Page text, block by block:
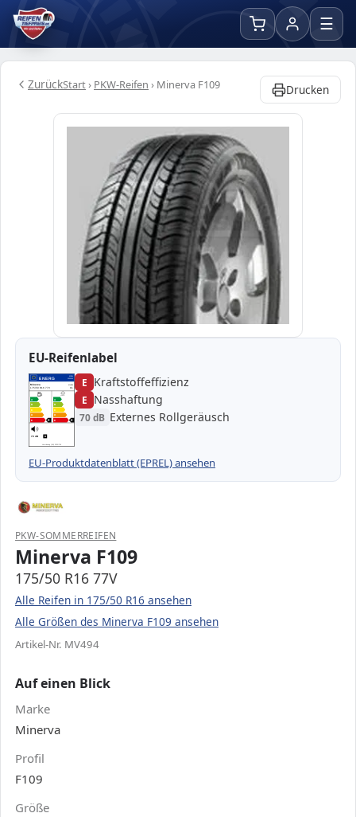
☰
ZurückStart› PKW-Reifen › Minerva F109 Drucken
EU-Reifenlabel
ENERG 1000000
Minerva MV494
175/50 R16 77V C1
A
C
E
E
A
C
E
E
70 dB B
Verordnung (EU) 2020/740
E Kraftstoffeffizienz
E Nasshaftung
70 dB Externes Rollgeräusch
EU-Produktdatenblatt (EPREL) ansehen
PKW-SOMMERREIFEN
Minerva F109
175/50 R16 77V
Alle Reifen in 175/50 R16 ansehen
Alle Größen des Minerva F109 ansehen
Artikel-Nr. MV494
Auf einen Blick
Marke
Minerva
Profil
F109
Größe